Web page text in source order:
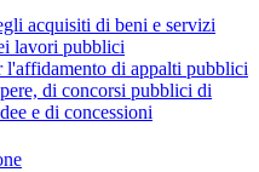
acquisiti di beni e servizi
lavori pubblici
di appalti pubblici
di concorsi pubblici di
e di concessioni